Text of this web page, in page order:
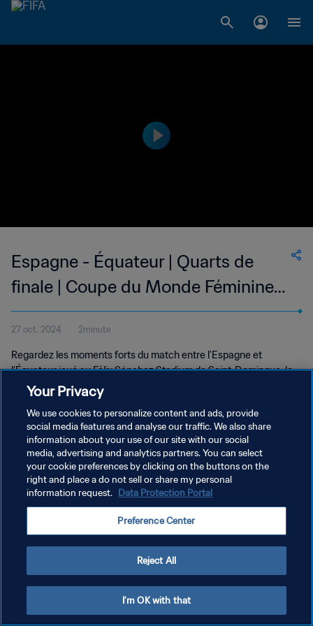
Espagne - Équateur | Quarts de
finale | Coupe du Monde Féminine
U-17 de la FIFA, République
dominicaine 2024™ | Résumé vidéo
27 oct. 2024 2minute
Regardez les moments forts du match entre l'Espagne et
l'Équateur joué au Félix Sánchez Stadium de Saint-Domingue, le
dimanche 27 octobre 2024 à 15h30 (heure locale).
POLITIQUE DE CONFIDENTIALITÉ
CONDITIONS D'UTILISATION
GÉRER VOS PRÉFÉRENCES SUR LES COOKIES
Your Privacy
We use cookies to personalize content and ads, provide
social media features and analyse our traffic. We also share
information about your use of our site with our social
media, advertising and analytics partners. You can select
your cookie preferences by clicking on the buttons on the
right and place a do not sell or share my personal
information request. Data Protection Portal
Preference Center
Reject All
I'm OK with that